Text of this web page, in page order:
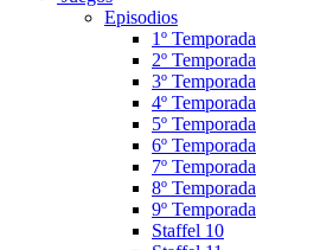
Episodios
1º Temporada
2º Temporada
3º Temporada
4º Temporada
5º Temporada
6º Temporada
7º Temporada
8º Temporada
9º Temporada
Staffel 10